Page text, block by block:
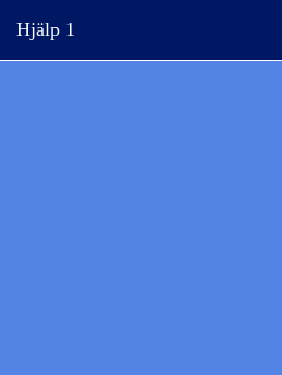
Hjälp 1